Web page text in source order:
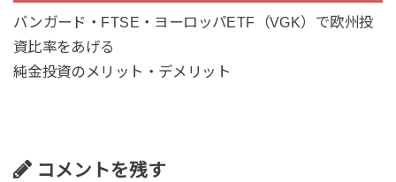
バンガード・FTSE・ヨーロッパETF（VGK）で欧州投
資比率をあげる
純金投資のメリット・デメリット
コメントを残す